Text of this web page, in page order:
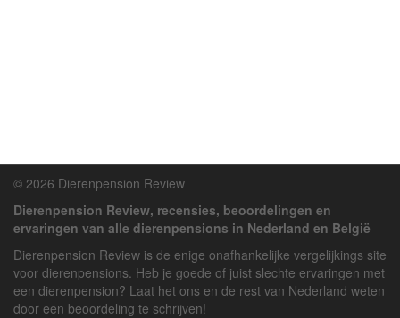
© 2026 Dierenpension Review
Dierenpension Review, recensies, beoordelingen en
ervaringen van alle dierenpensions in Nederland en België
Dierenpension Review is de enige onafhankelijke vergelijkings site
voor dierenpensions. Heb je goede of juist slechte ervaringen met
een dierenpension? Laat het ons en de rest van Nederland weten
door een beoordeling te schrijven!